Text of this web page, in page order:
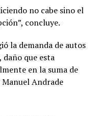
no cabe sino el
concluye.
la demanda de autos
que esta
en la suma de
Manuel Andrade